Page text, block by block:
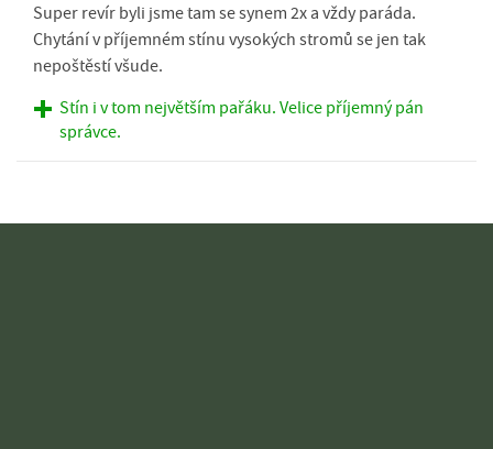
Super revír byli jsme tam se synem 2x a vždy paráda.
Chytání v příjemném stínu vysokých stromů se jen tak
nepoštěstí všude.
Stín i v tom největším pařáku. Velice příjemný pán
správce.